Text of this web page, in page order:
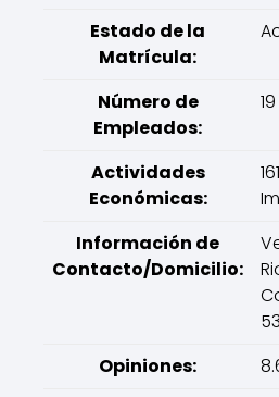
Estado de la
Matrícula:
Número de
Empleados:
19
Actividades
Económicas:
Información de
Contacto/Domicilio:
Opiniones: